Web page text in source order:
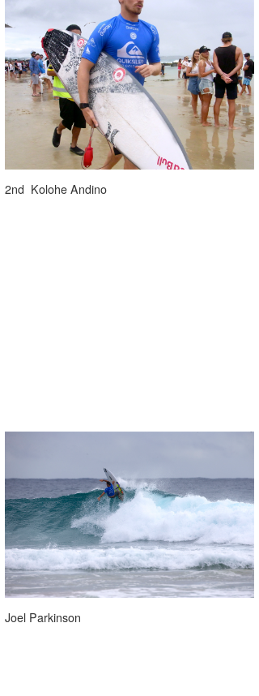
2nd Kolohe Andino
Joel Parkinson